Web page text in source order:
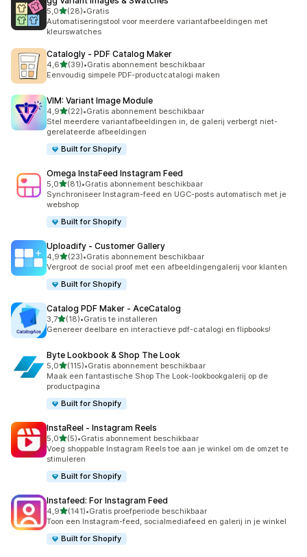
5,0van 5 sterren
(28)
28 recensies in totaal
•Gratis
Automatiseringstool voor meerdere variantafbeeldingen met
kleurswatches
Catalogly ‑ PDF Catalog Maker
4,6van 5 sterren
(39)
39 recensies in totaal
•Gratis abonnement beschikbaar
Eenvoudig simpele PDF-productcatalogi maken
VIM: Variant Image Module
4,9van 5 sterren
(22)
22 recensies in totaal
•Gratis abonnement beschikbaar
Stel meerdere variantafbeeldingen in, de galerij verbergt niet-
gerelateerde afbeeldingen
Built for Shopify
Omega InstaFeed Instagram Feed
5,0van 5 sterren
(81)
81 recensies in totaal
•Gratis abonnement beschikbaar
Synchroniseer Instagram-feed en UGC-posts automatisch met je
webshop
Built for Shopify
Uploadify ‑ Customer Gallery
4,9van 5 sterren
(23)
23 recensies in totaal
•Gratis abonnement beschikbaar
Vergroot de social proof met een afbeeldingengalerij voor klanten
Built for Shopify
Catalog PDF Maker ‑ AceCatalog
3,7van 5 sterren
(18)
18 recensies in totaal
•Gratis te installeren
Genereer deelbare en interactieve pdf-catalogi en flipbooks!
Byte Lookbook & Shop The Look
5,0van 5 sterren
(115)
115 recensies in totaal
•Gratis abonnement beschikbaar
Maak een fantastische Shop The Look-lookbookgalerij op de
productpagina
Built for Shopify
InstaReel ‑ Instagram Reels
5,0van 5 sterren
(5)
5 recensies in totaal
•Gratis abonnement beschikbaar
Voeg shoppable Instagram Reels toe aan je winkel om de omzet te
stimuleren
Built for Shopify
Instafeed: For Instagram Feed
4,9van 5 sterren
(141)
141 recensies in totaal
•Gratis proefperiode beschikbaar
Toon een Instagram-feed, socialmediafeed en galerij in je winkel
Built for Shopify